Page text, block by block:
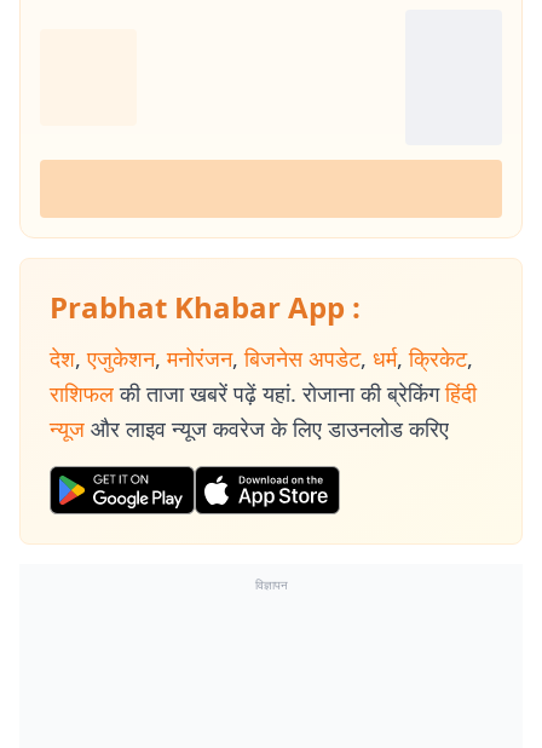
Prabhat Khabar App :
देश, एजुकेशन, मनोरंजन, बिजनेस अपडेट, धर्म, क्रिकेट,
राशिफल की ताजा खबरें पढ़ें यहां. रोजाना की ब्रेकिंग हिंदी
न्यूज और लाइव न्यूज कवरेज के लिए डाउनलोड करिए
विज्ञापन